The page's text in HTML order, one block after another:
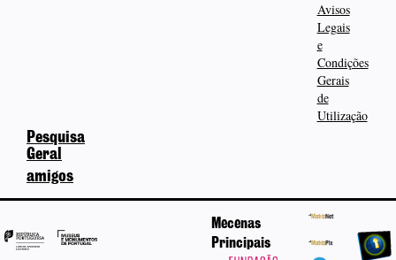
Avisos
Legais
e
Condições
Gerais
de
Utilização
Pesquisa
Geral
amigos
Mecenas
Principais